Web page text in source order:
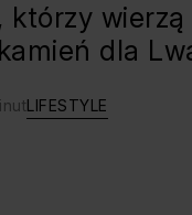
którzy wierzą
dla
LIFESTYLE